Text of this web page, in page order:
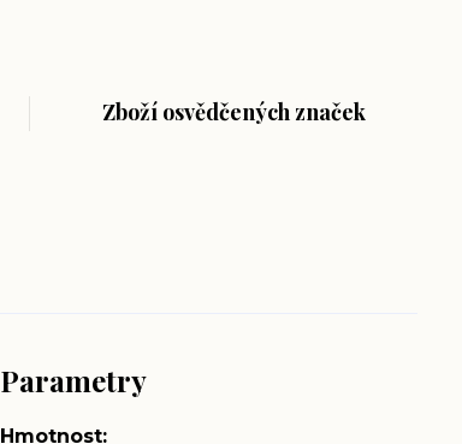
Zboží osvědčených značek
Parametry
Hmotnost